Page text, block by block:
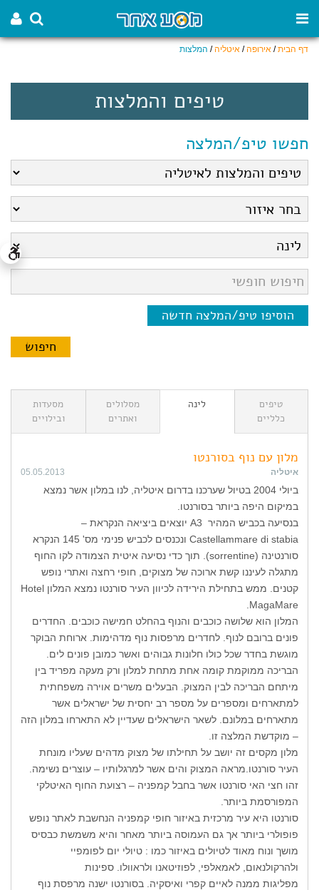
דף הבית/ אירופה/ איטליה/ המלצות
טיפים והמלצות
חפשו טיפ/המלצה
הוסיפו טיפ/המלצה חדשה
טיפים
כלליים
לינה
מסלולים
ואתרים
מסעדות
ובילויים
מלון עם נוף בסורנטו
איטליה 05.05.2013
ביולי 2004 בטיול שערכנו בדרום איטליה, לנו במלון אשר נמצא
במיקום היפה ביותר בסורנטו.
בנסיעה בכביש המהיר A3 יוצאים ביציאה הנקראת –
Castellammare di stabia ונכנסים לכביש פנימי מס' 145 הנקרא
סורנטינה (sorrentine). תוך כדי נסיעה איטית הצמודה לקו החוף
מתגלה לעיננו קשת ארוכה של מצוקים, חופי רחצה ואתרי נופש
קטנים. ממש בתחילת הירידה לכיוון העיר סורנטו נמצא המלון Hotel
MagaMare.
המלון הוא שלושה כוכבים והנוף בהחלט חמישה כוכבים. החדרים
פונים ברובם לנוף. לחדרים מרפסות נוף מדהימות. ארוחת הבוקר
מוגשת בחדר שכל כולו חלונות גבוהים ואשר כמובן פונים לים.
הבריכה ממוקמת קומה אחת מתחת למלון ורק מעקה מפריד בין
מיתחם הבריכה לבין המצוק. הבעלים משרים אוירה משפחתית
למתארחים ומספרים על מספר רב יחסית של ישראלים אשר
מתארחים במלונם. לשאר הישראלים שעדיין לא התארחו במלון הזה
– מוקדשת המלצה זו.
מלון מקסים זה יושב על תחילתו של מצוק מדהים שעליו מונחת
העיר סורנטו.מראה המצוק והים אשר למרגלותיו – עוצרים נשימה.
זהו חצי האי סורנטו אשר בחבל קמפניה – רצועת החוף האיטלקי
המפורסמת ביותר.
סורנטו היא עיר מרכזית באיזור חופי קמפניה הנחשבת לאתר נופש
פופולרי ביותר אך גם העמוסה ביותר מאחר והיא משמשת כבסיס
מושך ונוח מאוד לטיולים באיזור כמו : טיולי יום לפומפיי
ולהרקולנאום, לאמאלפי, לפוזיטאנו ולראוולו. ספינות
מפליגות ממנה לאיים קפרי ואיסקיה. בסורנטו ישנה מרפסת נוף